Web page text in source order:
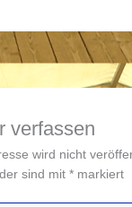
verfassen
wird nicht
sind mit *markiert